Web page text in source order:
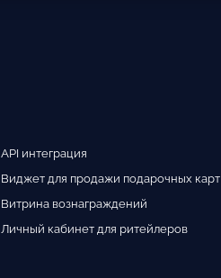
API интеграция
Виджет для продажи подарочных карт
Витрина вознаграждений
Личный кабинет для ритейлеров